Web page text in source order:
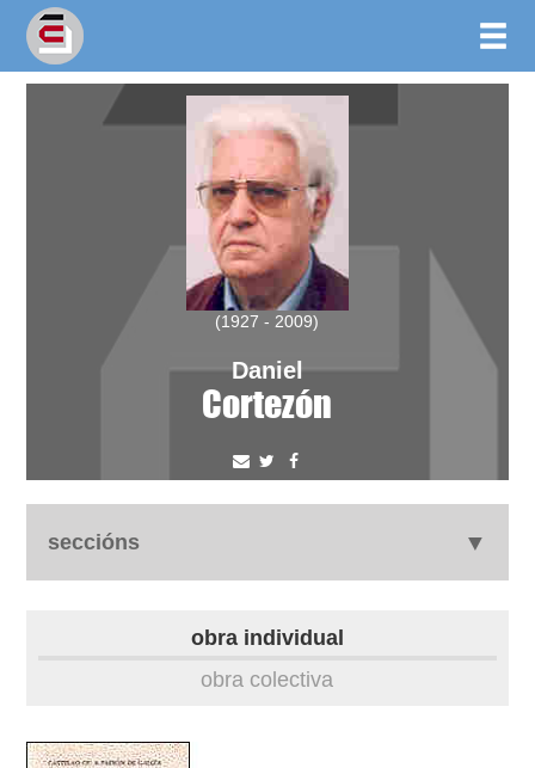
(1927 - 2009)
Daniel
Cortezón
seccións
obra individual
obra colectiva